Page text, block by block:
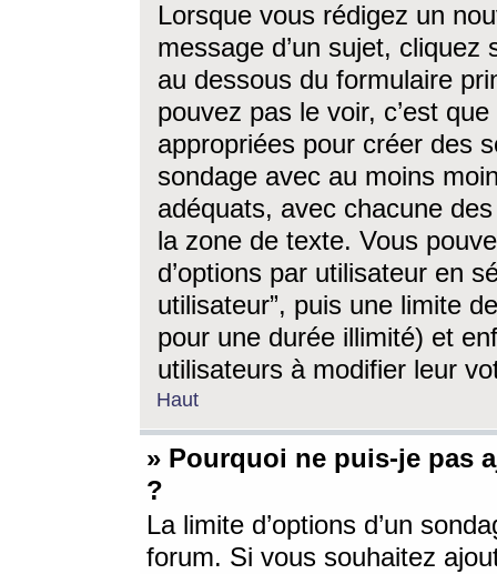
Lorsque vous rédigez un
message d’un sujet, cliquez
au dessous du formulaire
pouvez pas le voir, c’est
appropriées pour créer des
sondage avec au moins
adéquats, avec chacune
la zone de texte. Vous
d’options par utilisateur en
utilisateur”, puis une limite
pour une durée illimité) et
utilisateurs à modifier leur
Haut
» Pourquoi ne puis-je pas
?
La limite d’options d’un
forum. Si vous souhaitez